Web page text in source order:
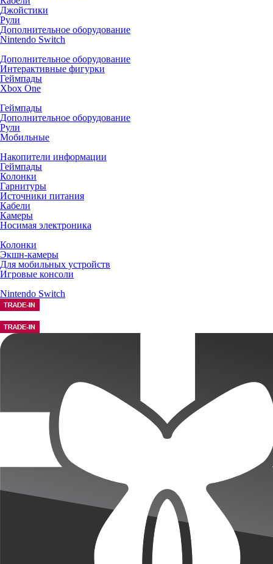
Джойстики
Рули
Дополнительное оборудование
Nintendo Switch
Дополнительное оборудование
Интерактивные фигурки
Геймпады
Xbox One
Геймпады
Дополнительное оборудование
Рули
Мобильные
Накопители информации
Геймпады
Колонки
Гарнитуры
Источники питания
Кабели
Камеры
Носимая электроника
Колонки
Экшн-камеры
Для мобильных устройств
Игровые консоли
Nintendo Switch